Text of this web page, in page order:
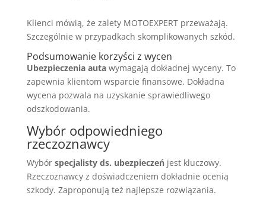
Klienci mówią, że zalety MOTOEXPERT przeważają.
Szczególnie w przypadkach skomplikowanych szkód.
Podsumowanie korzyści z wycen
Ubezpieczenia autawymagają dokładnej wyceny. To
zapewnia klientom wsparcie finansowe. Dokładna
wycena pozwala na uzyskanie sprawiedliwego
odszkodowania.
Wybór odpowiedniego
rzeczoznawcy
Wybór specjalisty ds. ubezpieczeńjest kluczowy.
Rzeczoznawcy z doświadczeniem dokładnie ocenią
szkody. Zaproponują też najlepsze rozwiązania.